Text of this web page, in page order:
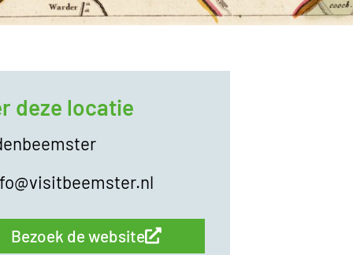
deze locatie
Bezoek de website